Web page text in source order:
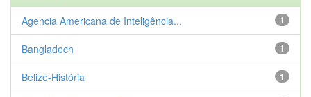
1
Agencia Americana de Inteligência...
1
Bangladech
1
Belize-História